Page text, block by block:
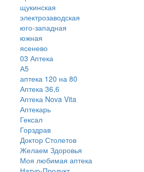
щукинская
электрозаводская
юго-западная
южная
ясенево
03 Аптека
А5
аптека 120 на 80
Аптека 36,6
Аптека Nova Vita
Аптекарь
Гексал
Горздрав
Доктор Столетов
Желаем Здоровья
Моя любимая аптека